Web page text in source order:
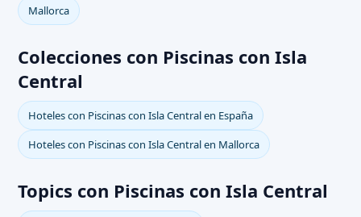
Mallorca
Colecciones con Piscinas con Isla
Central
Hoteles con Piscinas con Isla Central en España
Hoteles con Piscinas con Isla Central en Mallorca
Topics con Piscinas con Isla Central